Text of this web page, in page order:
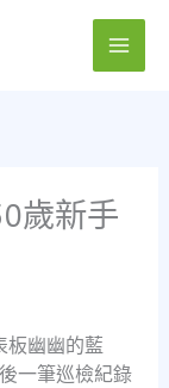
歲新手
板幽幽的藍
一筆巡檢紀錄